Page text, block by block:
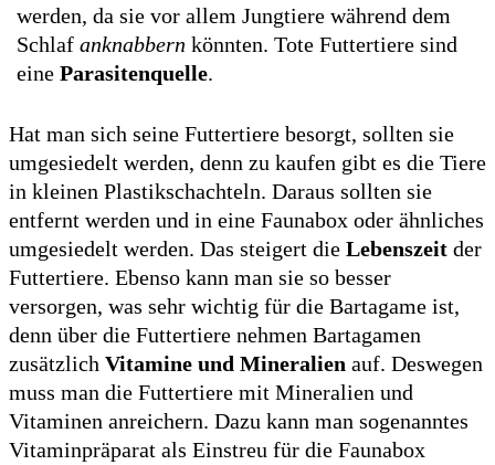
werden, da sie vor allem Jungtiere während dem
Schlaf anknabbern könnten. Tote Futtertiere sind
eine Parasitenquelle.
Hat man sich seine Futtertiere besorgt, sollten sie
umgesiedelt werden, denn zu kaufen gibt es die Tiere
in kleinen Plastikschachteln. Daraus sollten sie
entfernt werden und in eine Faunabox oder ähnliches
umgesiedelt werden. Das steigert die Lebenszeit der
Futtertiere. Ebenso kann man sie so besser
versorgen, was sehr wichtig für die Bartagame ist,
denn über die Futtertiere nehmen Bartagamen
zusätzlich Vitamine und Mineralien auf. Deswegen
muss man die Futtertiere mit Mineralien und
Vitaminen anreichern. Dazu kann man sogenanntes
Vitaminpräparat als Einstreu für die Faunabox